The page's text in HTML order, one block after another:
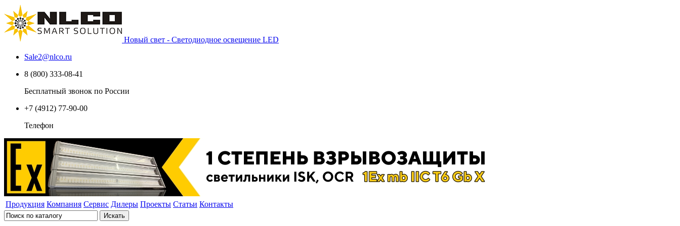
Новый свет - Светодиодное освещение LED
Sale2@nlco.ru
8 (800) 333-08-41
Бесплатный звонок по России
+7 (4912) 77-90-00
Телефон
Продукция Компания Сервис Дилеры Проекты Статьи Контакты